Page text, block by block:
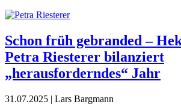
Schon früh gebranded –
Petra Riesterer bilanziert
„herausforderndes“ Jahr
31.07.2025 | Lars Bargmann